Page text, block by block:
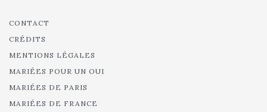
CONTACT
CRÉDITS
MENTIONS LÉGALES
MARIÉES POUR UN OUI
MARIÉES DE PARIS
MARIÉES DE FRANCE